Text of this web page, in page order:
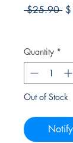
$25.90
Quantity *
Out of Stock